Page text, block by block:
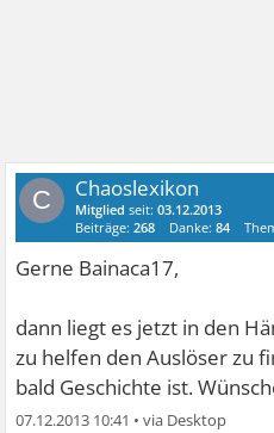
C Chaoslexikon
Mitglied seit:03.12.2013
Beiträge:268 Danke:84
Gerne Bainaca17,
dann liegt es jetzt in den
zu helfen den Auslöser zu
bald Geschichte ist.
07.12.2013 10:41 •